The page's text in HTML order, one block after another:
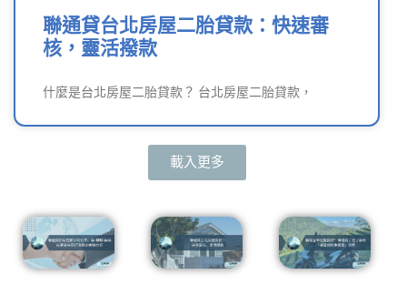
聯通貸台北房屋二胎貸款：快速審
核，靈活撥款
什麼是台北房屋二胎貸款？ 台北房屋二胎貸款，
載入更多